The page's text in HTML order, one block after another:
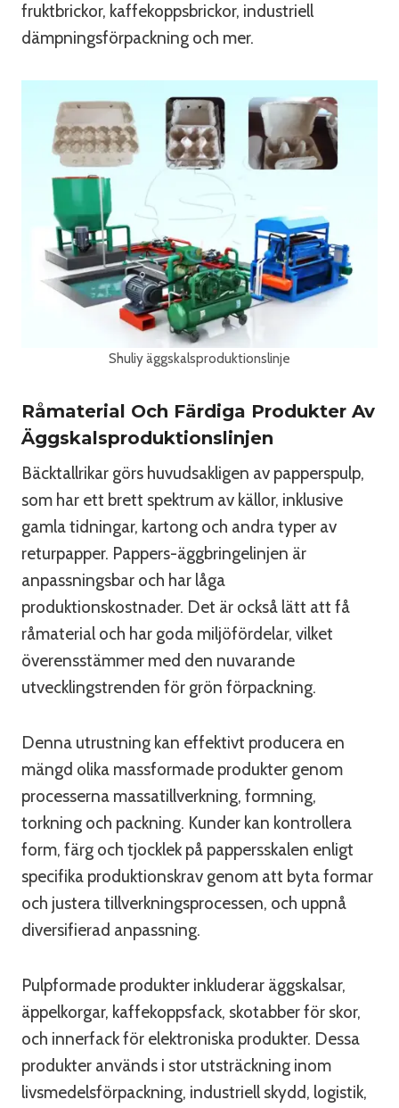
fruktbrickor, kaffekoppsbrickor, industriell
dämpningsförpackning och mer.
Shuliy äggskalsproduktionslinje
Råmaterial Och Färdiga Produkter Av
Äggskalsproduktionslinjen
Bäcktallrikar görs huvudsakligen av papperspulp,
som har ett brett spektrum av källor, inklusive
gamla tidningar, kartong och andra typer av
returpapper. Pappers-äggbringelinjen är
anpassningsbar och har låga
produktionskostnader. Det är också lätt att få
råmaterial och har goda miljöfördelar, vilket
överensstämmer med den nuvarande
utvecklingstrenden för grön förpackning.
Denna utrustning kan effektivt producera en
mängd olika massformade produkter genom
processerna massatillverkning, formning,
torkning och packning. Kunder kan kontrollera
form, färg och tjocklek på pappersskalen enligt
specifika produktionskrav genom att byta formar
och justera tillverkningsprocessen, och uppnå
diversifierad anpassning.
Pulpformade produkter inkluderar äggskalsar,
äppelkorgar, kaffekoppsfack, skotabber för skor,
och innerfack för elektroniska produkter. Dessa
produkter används i stor utsträckning inom
livsmedelsförpackning, industriell skydd, logistik,